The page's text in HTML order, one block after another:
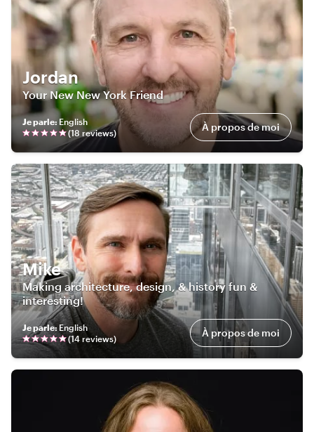
Jordan
Your New New York Friend
Je parle: English
(18 reviews) À propos de moi
Mike
Making architecture, design, & history fun &
interesting!
Je parle: English
(14 reviews) À propos de moi